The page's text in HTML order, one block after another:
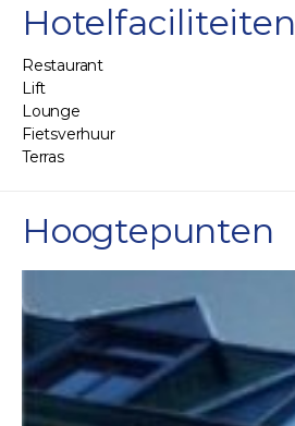
Hotelfaciliteiten
Restaurant
Lift
Lounge
Fietsverhuur
Terras
Hoogtepunten